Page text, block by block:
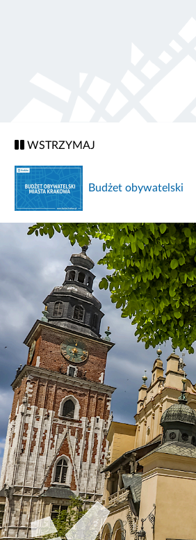
WSTRZYMAJ
Budżet obywatelski